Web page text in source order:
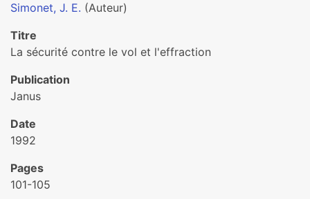
Simonet, J. E. (Auteur)
Titre
La sécurité contre le vol et l'effraction
Publication
Janus
Date
1992
Pages
101-105